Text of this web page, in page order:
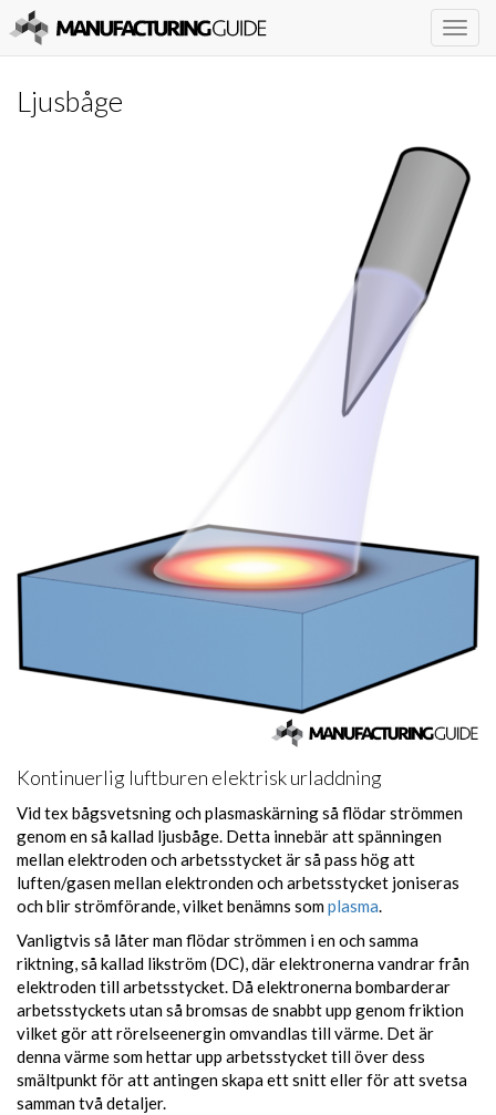
Ljusbåge
Kontinuerlig luftburen elektrisk urladdning
Vid tex bågsvetsning och plasmaskärning så flödar strömmen
genom en så kallad ljusbåge. Detta innebär att spänningen
mellan elektroden och arbetsstycket är så pass hög att
luften/gasen mellan elektronden och arbetsstycket joniseras
och blir strömförande, vilket benämns somplasma.
Vanligtvis så låter man flödar strömmen i en och samma
riktning, så kallad likström (DC), där elektronerna vandrar från
elektroden till arbetsstycket. Då elektronerna bombarderar
arbetsstyckets utan så bromsas de snabbt upp genom friktion
vilket gör att rörelseenergin omvandlas till värme. Det är
denna värme som hettar upp arbetsstycket till över dess
smältpunkt för att antingen skapa ett snitt eller för att svetsa
samman två detaljer.